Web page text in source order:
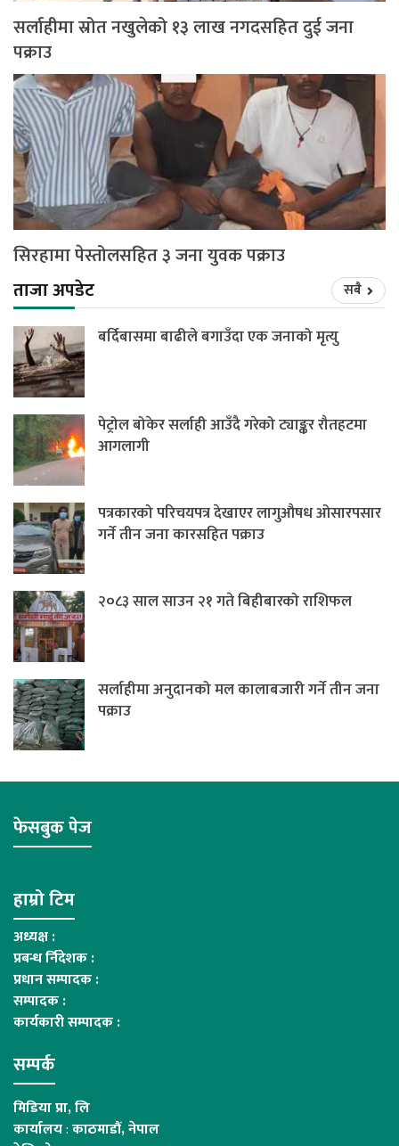
सर्लाहीमा स्रोत नखुलेको १३ लाख नगदसहित दुई जना
पक्राउ
सिरहामा पेस्तोलसहित ३ जना युवक पक्राउ
ताजा अपडेट
सबै
बर्दिबासमा बाढीले बगाउँदा एक जनाको मृत्यु
पेट्रोल बोकेर सर्लाही आउँदै गरेको ट्याङ्कर रौतहटमा
आगलागी
पत्रकारको परिचयपत्र देखाएर लागुऔषध ओसारपसार
गर्ने तीन जना कारसहित पक्राउ
२०८३ साल साउन २१ गते बिहीबारको राशिफल
सर्लाहीमा अनुदानको मल कालाबजारी गर्ने तीन जना
पक्राउ
फेसबुक पेज
हाम्रो टिम
अध्यक्ष :
प्रबन्ध र्निदेशक :
प्रधान सम्पादक :
सम्पादक :
कार्यकारी सम्पादक :
सम्पर्क
मिडिया प्रा, लि
कार्यालय:काठमाडौं, नेपाल